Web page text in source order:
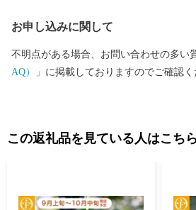
お申し込みに関して
不明点がある場合、お問い合わせの多い
AQ）」 に掲載しておりますのでご確認く
この返礼品を見ている人はこち